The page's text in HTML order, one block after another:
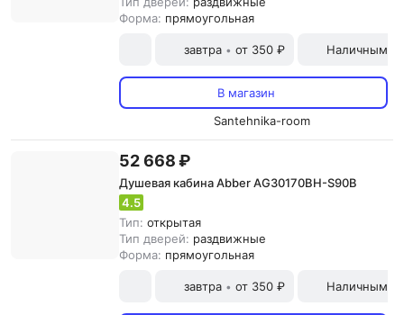
Форма: прямоугольная
завтра • от 350 ₽ Наличными
В магазин
Santehnika-room
52 668 ₽
Душевая кабина Abber AG30170BH-S90B
4.5
Тип: открытая
Тип дверей: раздвижные
Форма: прямоугольная
завтра • от 350 ₽ Наличными